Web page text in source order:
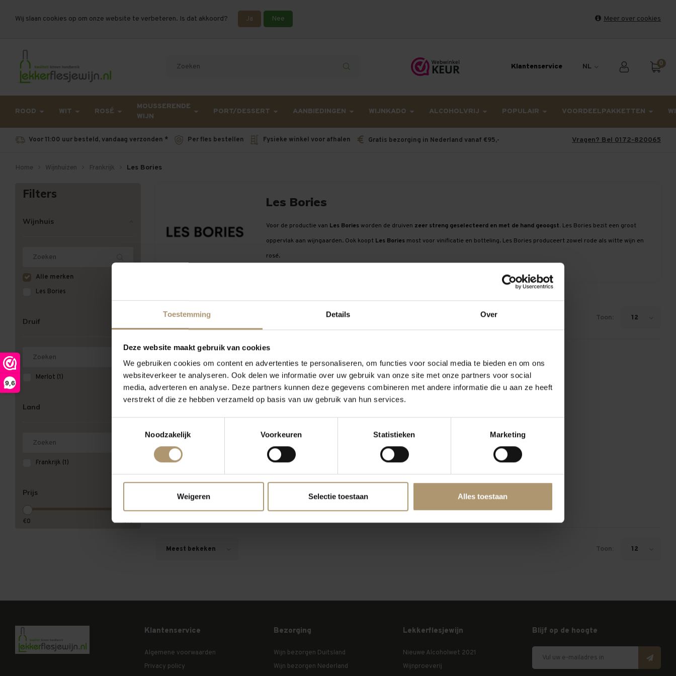
9,6
Toestemming Details Over
Deze website maakt gebruik van cookies
We gebruiken cookies om content en advertenties te personaliseren, om functies voor social media te bieden en om ons
websiteverkeer te analyseren. Ook delen we informatie over uw gebruik van onze site met onze partners voor social
media, adverteren en analyse. Deze partners kunnen deze gegevens combineren met andere informatie die u aan ze heeft
verstrekt of die ze hebben verzameld op basis van uw gebruik van hun services.
Noodzakelijk
Voorkeuren Statistieken Marketing
Weigeren Selectie toestaan Alles toestaan
Wij slaan cookies op om onze website te verbeteren. Is dat akkoord? Ja Nee
Meer over cookies
Let op, vanwege drukte bij PostNL kan uw bestelling langer onderweg zijn dan gebruikelijk - Bestellingen van het weekend en maandag worden dinsdag verzonden.
Klantenservice NL 0
ROOD WIT ROSÉ
MOUSSERENDE
WIJN
PORT/DESSERT AANBIEDINGEN WIJNKADO ALCOHOLVRIJ POPULAIR VOORDEELPAKKETTEN
Voor 11:00 uur besteld, vandaag verzonden * Per fles bestellen Fysieke winkel voor afhalen Gratis bezorging in Nederland vanaf €95,- Vragen? Bel 0172-820065
Home Wijnhuizen Frankrijk Les Bories
Filters
Wijnhuis
Alle merken
Les Bories
Druif
Merlot (1)
Land
Frankrijk (1)
Prijs
€0 €10
Les Bories
Voor de productie van Les Boriesworden de druiven zeer streng geselecteerd en met de hand geoogst. Les Bories bezit een groot
oppervlak aan wijngaarden. Ook koopt Les Bories most voor vinificatie en botteling. Les Bories produceert zowel rode alswitte wijn en
rosé.
Meest bekeken Toon: 12
Les Bories Merlot
Meest bekeken Toon: 12
Klantenservice
Algemene voorwaarden
Privacy policy
Bezorging
Wijn bezorgen Duitsland
Wijn bezorgen Nederland
Lekkerflesjewijn
Nieuwe Alcoholwet 2021
Wijnproeverij
Blijf op de hoogte